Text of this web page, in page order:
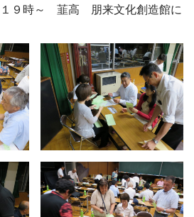
１９時～ 韮高 朋来文化創造館に